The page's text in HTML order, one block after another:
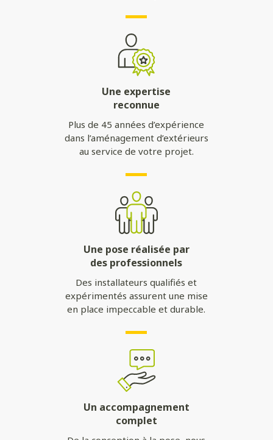
Une expertise
reconnue
Plus de 45 années d’expérience
dans l’aménagement d’extérieurs
au service de votre projet.
Une pose réalisée par
des professionnels
Des installateurs qualifiés et
expérimentés assurent une mise
en place impeccable et durable.
Un accompagnement
complet